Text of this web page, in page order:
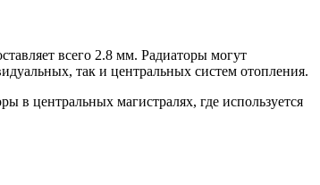
всего 2.8 мм. Радиаторы могут
так и центральных систем отопления.
в центральных магистралях, где используется